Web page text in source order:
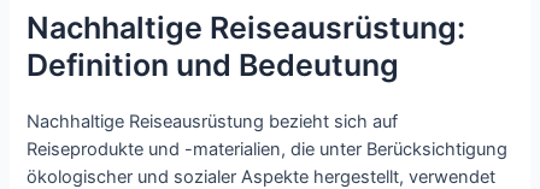
Nachhaltige Reiseausrüstung:
Definition und Bedeutung
Nachhaltige Reiseausrüstung bezieht sich auf
Reiseprodukte und -materialien, die unter Berücksichtigung
ökologischer und sozialer Aspekte hergestellt, verwendet